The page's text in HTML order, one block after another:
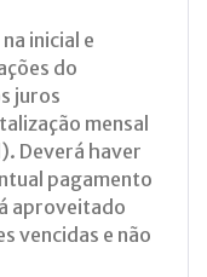
inicial e
do
juros
mensal
Deverá haver
pagamento
aproveitado
vencidas e não